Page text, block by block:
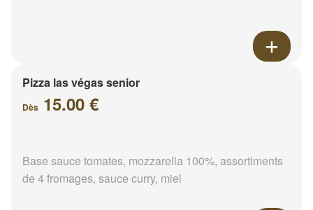
Pizza las végas senior
Dès 15.00 €
Base sauce tomates, mozzarella 100%, assortiments
de 4 fromages, sauce curry, miel